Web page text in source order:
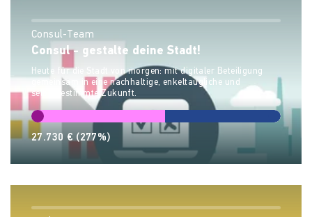
Consul-Team
Consul - gestalte deine Stadt!
Heute für die Stadt von morgen: mit digitaler Beteiligung
gemeinsam in eine nachhaltige, enkeltaugliche und
selbstbestimmte Zukunft.
27.730 €(277%)